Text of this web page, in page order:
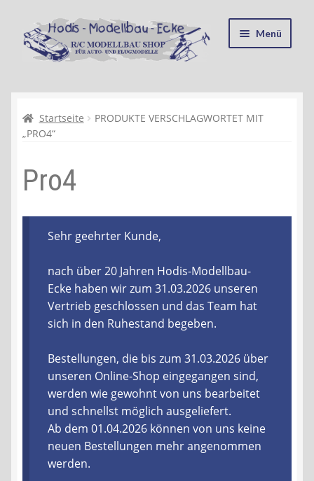
Zur
Navigation
springen
Zum
Inhalt
springen
Menü
Kasse
Recycling, Entsorgung und Umwelt
Shop
Warenkorb
Ablauf einer Bestellung
Zahlungsarten
Lieferzeit & Verfügbarkeit
Gutschein
Startseite
PRODUKTE VERSCHLAGWORTET MIT
„PRO4“
Pro4
Sehr geehrter Kunde,
nach über 20 Jahren Hodis-Modellbau-
Ecke haben wir zum 31.03.2026 unseren
Vertrieb geschlossen und das Team hat
sich in den Ruhestand begeben.
Bestellungen, die bis zum 31.03.2026 über
unseren Online-Shop eingegangen sind,
werden wie gewohnt von uns bearbeitet
und schnellst möglich ausgeliefert.
Ab dem 01.04.2026 können von uns keine
neuen Bestellungen mehr angenommen
werden.